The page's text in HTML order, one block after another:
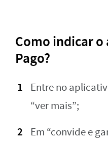
Como indicar o
Pago?
Entre no
“ver mais”;
Em “convide e